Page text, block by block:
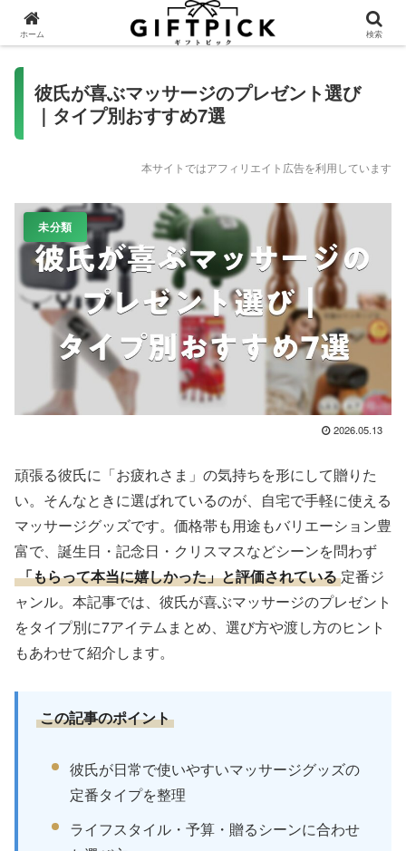
彼氏が喜ぶマッサージのプレゼント選び
｜タイプ別おすすめ7選
本サイトではアフィリエイト広告を利用しています
未分類
2026.05.13
頑張る彼氏に「お疲れさま」の気持ちを形にして贈りた
い。そんなときに選ばれているのが、自宅で手軽に使える
マッサージグッズです。価格帯も用途もバリエーション豊
富で、誕生日・記念日・クリスマスなどシーンを問わず
「もらって本当に嬉しかった」と評価されている 定番ジ
ャンル。本記事では、彼氏が喜ぶマッサージのプレゼント
をタイプ別に7アイテムまとめ、選び方や渡し方のヒント
もあわせて紹介します。
この記事のポイント
彼氏が日常で使いやすいマッサージグッズの
定番タイプを整理
ライフスタイル・予算・贈るシーンに合わせ
ホーム 検索